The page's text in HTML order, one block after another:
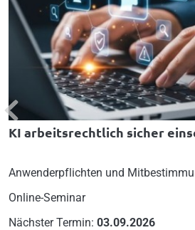
Previous
KI arbeitsrechtlich sicher
Anwenderpflichten und
Online-Seminar
Nächster Termin: 03.09.2026